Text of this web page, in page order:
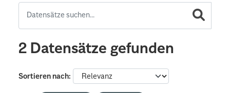
2 Datensätze gefunden
Sortieren nach